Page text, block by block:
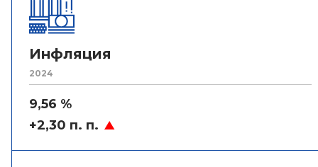
Инфляция
2024
9,56 %
+2,30 п. п.